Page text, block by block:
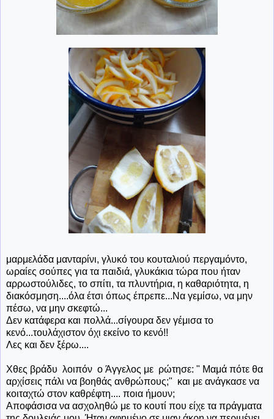
μαρμελάδα μανταρίνι, γλυκό του κουταλιού περγαμόντο,
ωραίες σούπες για τα παιδιά, γλυκάκια τώρα που ήταν
αρρωστούλιδες, το σπίτι, τα πλυντήρια, η καθαριότητα, η
διακόσμηση....όλα έτσι όπως έπρεπε...Να γεμίσω, να μην
πέσω, να μην σκεφτώ...
Δεν κατάφερα και πολλά...σίγουρα δεν γέμισα το
κενό...τουλάχιστον όχι εκείνο το κενό!!
Λες και δεν ξέρω....
Χθες βράδυ λοιπόν ο Άγγελος με ρώτησε: " Μαμά πότε θα
αρχίσεις πάλι να βοηθάς ανθρώπους;" και με ανάγκασε να
κοιταχτώ στον καθρέφτη.... ποια ήμουν;
Αποφάσισα να ασχοληθώ με το κουτί που είχε τα πράγματα